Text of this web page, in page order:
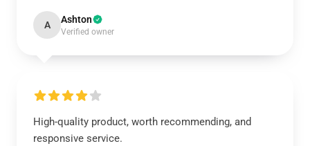
A Ashton
Verified owner
High-quality product, worth recommending, and
responsive service.